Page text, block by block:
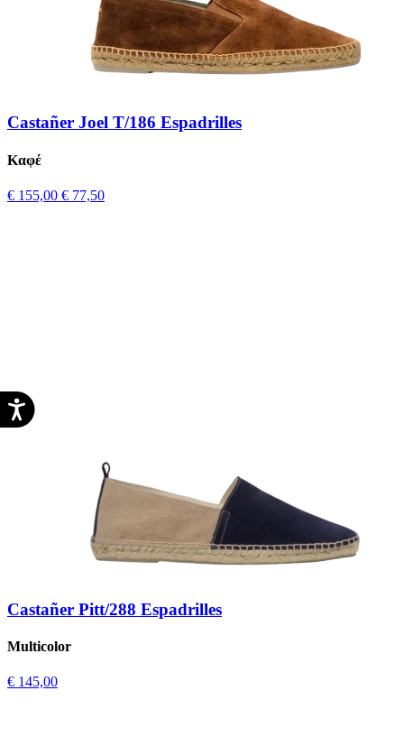
Castañer Joel T/186 Espadrilles
Καφέ
€ 155,00 € 77,50
Castañer Pitt/288 Espadrilles
Multicolor
€ 145,00